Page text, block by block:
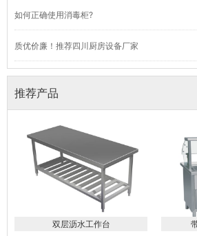
如何正确使用消毒柜?
质优价廉！推荐四川厨房设备厂家
推荐产品
双层沥水工作台